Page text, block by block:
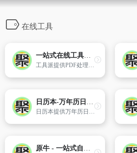
在线工具
一站式在线工具服务平台 - 工具派
工具派提供PDF处理、图片编辑、音视频转换、开发工具等40+在线工具，以及工资计算、专注计时、内容阅读等高频功能。
日历本-万年历日历查询-年日历,年老黄历查询,年黄道吉日
日历本提供万年历日历最新最全的年黄历日历免费在线查询,包括年黄道吉日、财神喜神福神贵神方位、宜忌、吉时、冲煞、吉神凶煞、地支关系、纳音、干支、十二神、值日、胎神、彭祖百忌、空亡、建除十二神等黄历信息，订婚吉日、结婚吉日、开业吉日、搬家吉日、装修吉日、乔迁吉日查询。
原牛 - 一站式自媒体工具平台